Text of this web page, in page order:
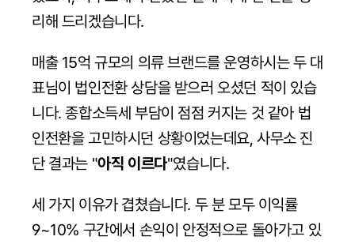
리해 드리겠습니다.
매출 15억 규모의 의류 브랜드를 운영하시는 두 대
표님이 법인전환 상담을 받으러 오셨던 적이 있습
니다. 종합소득세 부담이 점점 커지는 것 같아 법
인전환을 고민하시던 상황이었는데요, 사무소 진
단 결과는 "아직 이르다"였습니다.
세 가지 이유가 겹쳤습니다. 두 분 모두 이익률
9~10% 구간에서 손익이 안정적으로 돌아가고 있